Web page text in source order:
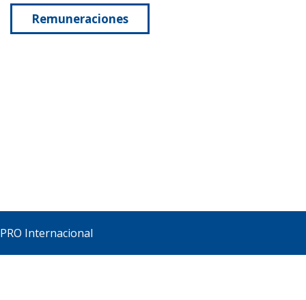
Remuneraciones
PRO Internacional